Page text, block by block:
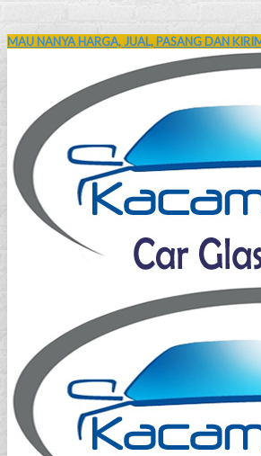
MAU NANYA HARGA, JUAL, PASANG DAN